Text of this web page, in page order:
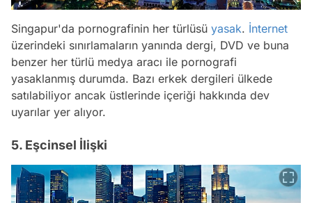
Singapur'da pornografinin her türlüsü yasak. İnternet
üzerindeki sınırlamaların yanında dergi, DVD ve buna
benzer her türlü medya aracı ile pornografi
yasaklanmış durumda. Bazı erkek dergileri ülkede
satılabiliyor ancak üstlerinde içeriği hakkında dev
uyarılar yer alıyor.
5. Eşcinsel İlişki